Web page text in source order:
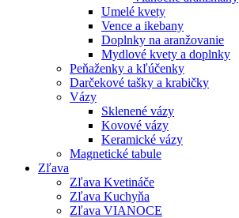
Umelé kvety
Vence a ikebany
Doplnky na aranžovanie
Mydlové kvety a doplnky
Peňaženky a kľúčenky
Darčekové tašky a krabičky
Vázy
Sklenené vázy
Kovové vázy
Keramické vázy
Magnetické tabule
Zľava
Zľava Kvetináče
Zľava Kuchyňa
Zľava VIANOCE